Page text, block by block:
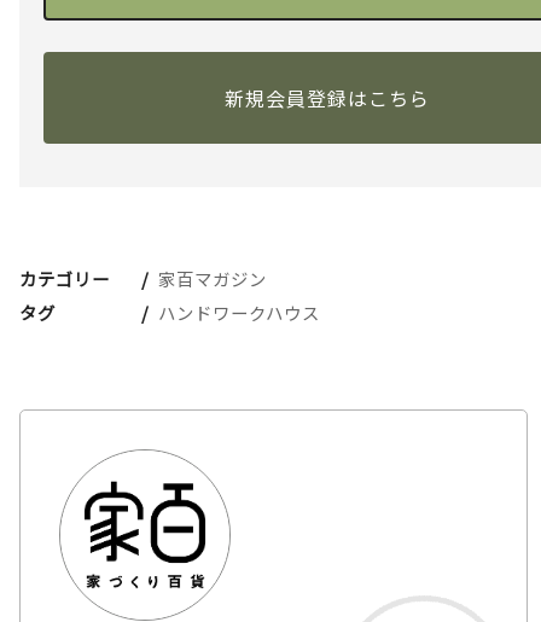
新規会員登録はこちら
カテゴリー
家百マガジン
タグ
ハンドワークハウス